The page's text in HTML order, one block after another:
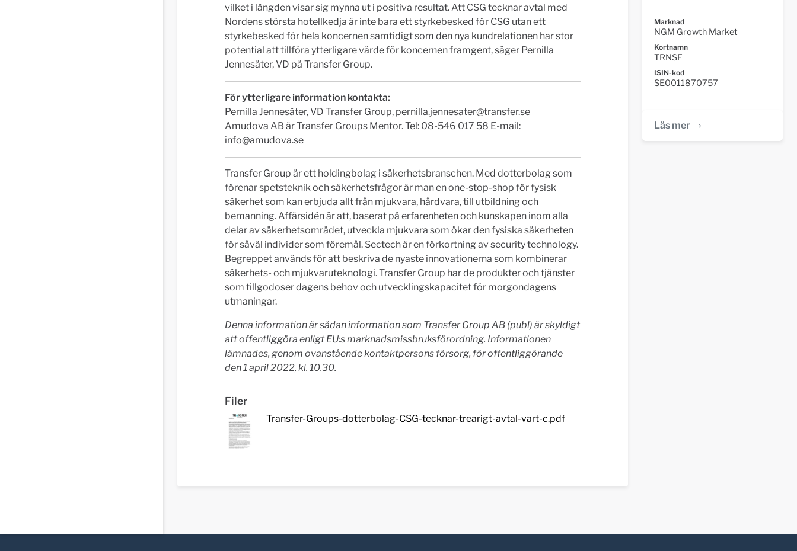
vilket i längden visar sig mynna ut i positiva resultat. Att CSG tecknar avtal med
Nordens största hotellkedja är inte bara ett styrkebesked för CSG utan ett
styrkebesked för hela koncernen samtidigt som den nya kundrelationen har stor
potential att tillföra ytterligare värde för koncernen framgent, säger Pernilla
Jennesäter, VD på Transfer Group.
För ytterligare information kontakta:
Pernilla Jennesäter, VD Transfer Group, pernilla.jennesater@transfer.se
Amudova AB är Transfer Groups Mentor. Tel: 08-546 017 58 E-mail:
info@amudova.se
Transfer Group är ett holdingbolag i säkerhetsbranschen. Med dotterbolag som
förenar spetsteknik och säkerhetsfrågor är man en one-stop-shop för fysisk
säkerhet som kan erbjuda allt från mjukvara, hårdvara, till utbildning och
bemanning. Affärsidén är att, baserat på erfarenheten och kunskapen inom alla
delar av säkerhetsområdet, utveckla mjukvara som ökar den fysiska säkerheten
för såväl individer som föremål. Sectech är en förkortning av security technology.
Begreppet används för att beskriva de nyaste innovationerna som kombinerar
säkerhets- och mjukvaruteknologi. Transfer Group har de produkter och tjänster
som tillgodoser dagens behov och utvecklingskapacitet för morgondagens
utmaningar.
Denna information är sådan information som Transfer Group AB (publ) är skyldigt
att offentliggöra enligt EU:s marknadsmissbruksförordning. Informationen
lämnades, genom ovanstående kontaktpersons försorg, för offentliggörande
den 1 april 2022, kl. 10.30.
Filer
Transfer-Groups-dotterbolag-CSG-tecknar-trearigt-avtal-vart-c.pdf
Marknad
NGM Growth Market
Kortnamn
TRNSF
ISIN-kod
SE0011870757
Läs mer